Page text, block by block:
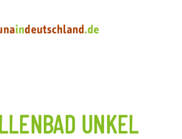
UNKEL